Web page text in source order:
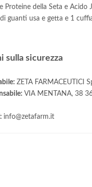
Proteine della Seta e Acido
guanti usa e getta e 1
sulla sicurezza
ZETA FARMACEUTICI
VIA MENTANA, 38
info@zetafarm.it